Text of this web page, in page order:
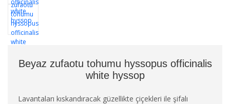
Beyaz zufaotu tohumu hyssopus officinalis
white hyssop
Lavantaları kıskandıracak güzellikte çiçekleri ile şifalı